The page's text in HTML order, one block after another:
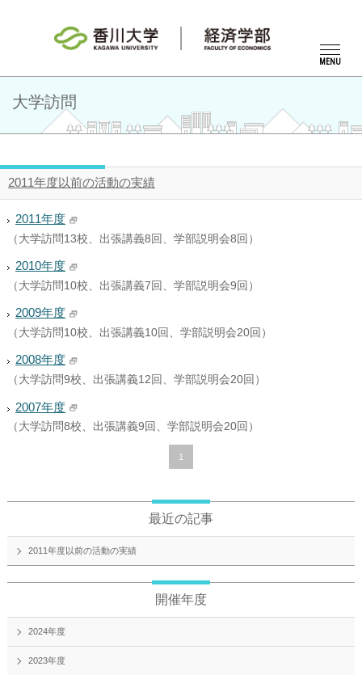
MENU
大学訪問
2011年度以前の活動の実績
2011年度
（大学訪問13校、出張講義8回、学部説明会8回）
2010年度
（大学訪問10校、出張講義7回、学部説明会9回）
2009年度
（大学訪問10校、出張講義10回、学部説明会20回）
2008年度
（大学訪問9校、出張講義12回、学部説明会20回）
2007年度
（大学訪問8校、出張講義9回、学部説明会20回）
1
最近の記事
2011年度以前の活動の実績
開催年度
2024年度
2023年度